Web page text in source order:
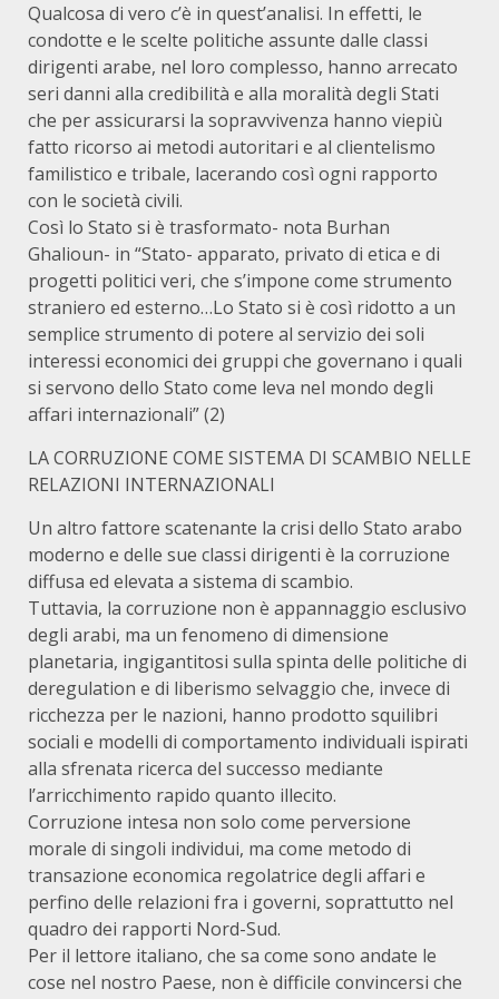
Qualcosa di vero c’è in quest’analisi. In effetti, le
condotte e le scelte politiche assunte dalle classi
dirigenti arabe, nel loro complesso, hanno arrecato
seri danni alla credibilità e alla moralità degli Stati
che per assicurarsi la sopravvivenza hanno viepiù
fatto ricorso ai metodi autoritari e al clientelismo
familistico e tribale, lacerando così ogni rapporto
con le società civili.
Così lo Stato si è trasformato- nota Burhan
Ghalioun- in “Stato- apparato, privato di etica e di
progetti politici veri, che s’impone come strumento
straniero ed esterno…Lo Stato si è così ridotto a un
semplice strumento di potere al servizio dei soli
interessi economici dei gruppi che governano i quali
si servono dello Stato come leva nel mondo degli
affari internazionali” (2)
LA CORRUZIONE COME SISTEMA DI SCAMBIO NELLE
RELAZIONI INTERNAZIONALI
Un altro fattore scatenante la crisi dello Stato arabo
moderno e delle sue classi dirigenti è la corruzione
diffusa ed elevata a sistema di scambio.
Tuttavia, la corruzione non è appannaggio esclusivo
degli arabi, ma un fenomeno di dimensione
planetaria, ingigantitosi sulla spinta delle politiche di
deregulation e di liberismo selvaggio che, invece di
ricchezza per le nazioni, hanno prodotto squilibri
sociali e modelli di comportamento individuali ispirati
alla sfrenata ricerca del successo mediante
l’arricchimento rapido quanto illecito.
Corruzione intesa non solo come perversione
morale di singoli individui, ma come metodo di
transazione economica regolatrice degli affari e
perfino delle relazioni fra i governi, soprattutto nel
quadro dei rapporti Nord-Sud.
Per il lettore italiano, che sa come sono andate le
cose nel nostro Paese, non è difficile convincersi che